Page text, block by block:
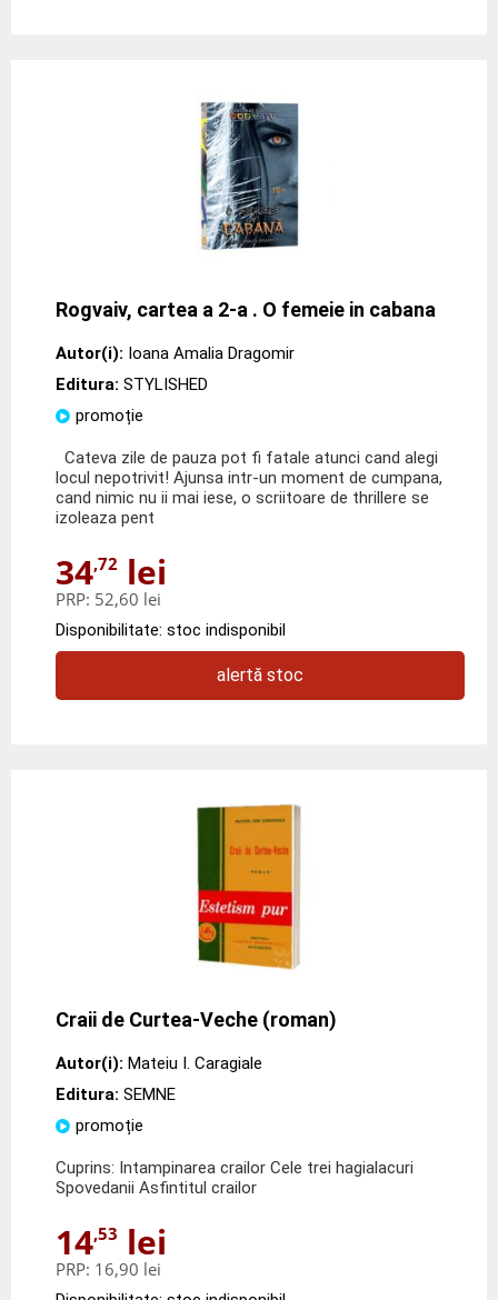
Rogvaiv, cartea a 2-a . O femeie in cabana
Autor(i): Ioana Amalia Dragomir
Editura: STYLISHED
promoție
Cateva zile de pauza pot fi fatale atunci cand alegi
locul nepotrivit! Ajunsa intr-un moment de cumpana,
cand nimic nu ii mai iese, o scriitoare de thrillere se
izoleaza pent
34,72 lei
PRP: 52,60 lei
Disponibilitate: stoc indisponibil
alertă stoc
Craii de Curtea-Veche (roman)
Autor(i): Mateiu I. Caragiale
Editura: SEMNE
promoție
Cuprins: Intampinarea crailor Cele trei hagialacuri
Spovedanii Asfintitul crailor
14,53 lei
PRP: 16,90 lei